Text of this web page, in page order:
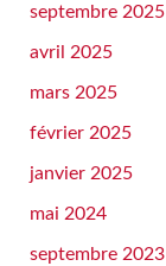
septembre 2025
avril 2025
mars 2025
février 2025
janvier 2025
mai 2024
septembre 2023